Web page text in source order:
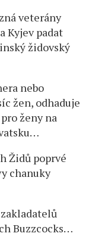
veterány
Kyjev padat
židovský
nebo
žen, odhaduje
ženy na
Židů poprvé
chanuky
Buzzcocks…